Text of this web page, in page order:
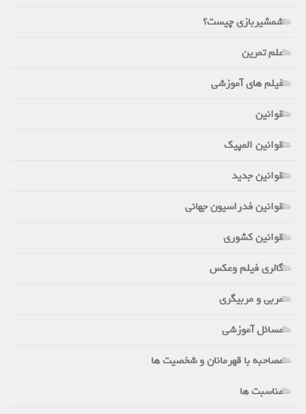
شمشیربازی چیست؟
علم تمرین
فیلم های آموزشی
قوانین
قوانین المپیک
قوانین جدید
قوانین فدراسیون جهانی
قوانین کشوری
گالری فیلم وعکس
مربی و مربیگری
مسائل آموزشی
مصاحبه با قهرمانان و شخصیت ها
مناسبت ها